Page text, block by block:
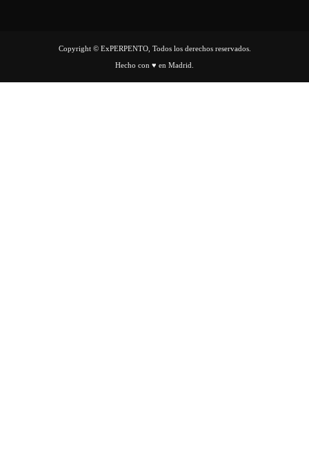
Copyright © ExPERPENTO, Todos los derechos reservados.
Hecho con ♥ en Madrid.